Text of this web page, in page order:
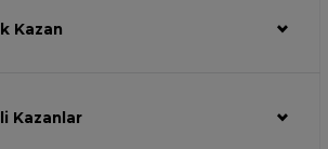
Kazan
Kazanlar